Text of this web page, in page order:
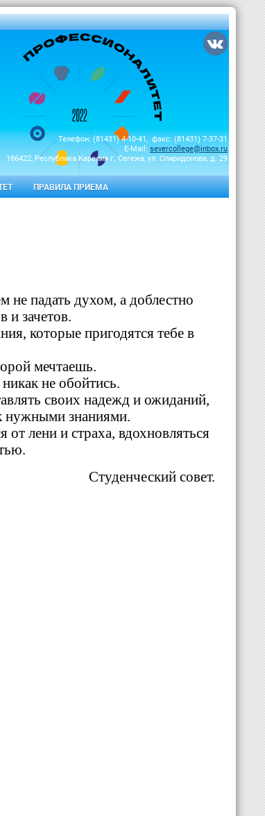
Телефон: (81431) 4-10-41, факс: (81431) 7-37-31
E-Mail: severcollege@inbox.ru
186422, Республика Карелия г. Сегежа, ул. Спиридонова, д. 29
ПРАВИЛА ПРИЕМА
не падать духом, а доблестно
и зачетов.
которые пригодятся тебе в
мечтаешь.
не обойтись.
своих надежд и ожиданий,
нужными знаниями.
лени и страха, вдохновляться
Студенческий совет.